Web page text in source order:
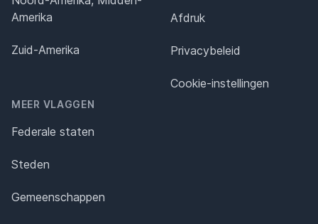
Amerika
Zuid-Amerika
MEER VLAGGEN
Federale staten
Steden
Gemeenschappen
Afdruk
Privacybeleid
Cookie-instellingen